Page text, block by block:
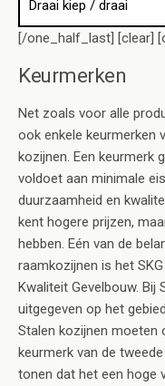
Draai kiep / draai
[/one_half_last] [clear]
Keurmerken
Net zoals voor alle
ook enkele keurmerken
kozijnen. Een keurmerk
voldoet aan minimale
duurzaamheid en
kent hogere prijzen,
hebben. Eén van de
raamkozijnen is het
Kwaliteit Gevelbouw. Bij
uitgegeven op het
Stalen kozijnen moeten
keurmerk van de
tonen dat het een hoge